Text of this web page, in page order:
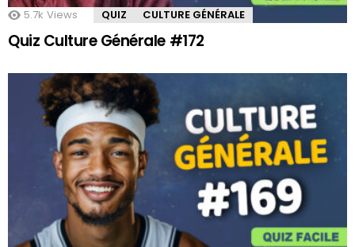
5.7k Views QUIZ CULTURE GÉNÉRALE
Quiz Culture Générale #172